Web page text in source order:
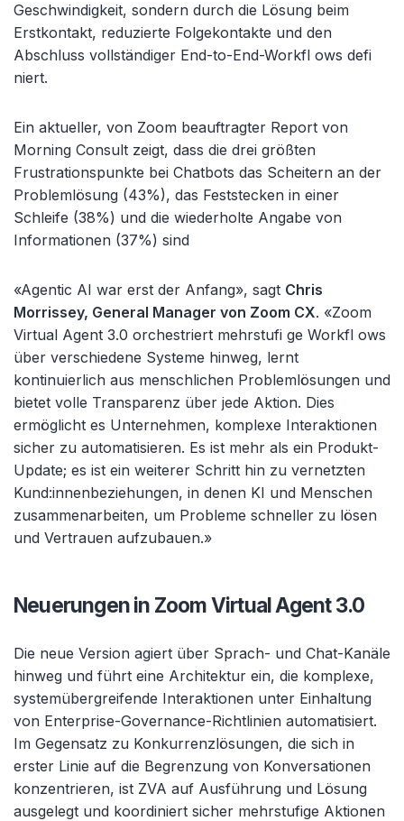
Geschwindigkeit, sondern durch die Lösung beim
Erstkontakt, reduzierte Folgekontakte und den
Abschluss vollständiger End-to-End-Workfl ows defi
niert.
Ein aktueller, von Zoom beauftragter Report von
Morning Consult zeigt, dass die drei größten
Frustrationspunkte bei Chatbots das Scheitern an der
Problemlösung (43%), das Feststecken in einer
Schleife (38%) und die wiederholte Angabe von
Informationen (37%) sind
«Agentic AI war erst der Anfang», sagt Chris
Morrissey, General Manager von Zoom CX. «Zoom
Virtual Agent 3.0 orchestriert mehrstufi ge Workfl ows
über verschiedene Systeme hinweg, lernt
kontinuierlich aus menschlichen Problemlösungen und
bietet volle Transparenz über jede Aktion. Dies
ermöglicht es Unternehmen, komplexe Interaktionen
sicher zu automatisieren. Es ist mehr als ein Produkt-
Update; es ist ein weiterer Schritt hin zu vernetzten
Kund:innenbeziehungen, in denen KI und Menschen
zusammenarbeiten, um Probleme schneller zu lösen
und Vertrauen aufzubauen.»
Neuerungen in Zoom Virtual Agent 3.0
Die neue Version agiert über Sprach- und Chat-Kanäle
hinweg und führt eine Architektur ein, die komplexe,
systemübergreifende Interaktionen unter Einhaltung
von Enterprise-Governance-Richtlinien automatisiert.
Im Gegensatz zu Konkurrenzlösungen, die sich in
erster Linie auf die Begrenzung von Konversationen
konzentrieren, ist ZVA auf Ausführung und Lösung
ausgelegt und koordiniert sicher mehrstufige Aktionen